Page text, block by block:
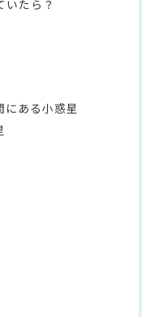
いたら？
にある小惑星